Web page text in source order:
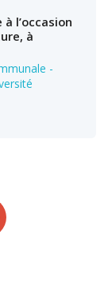
l’occasion
à
-